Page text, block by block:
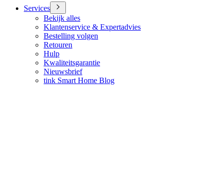
Services
Bekijk alles
Klantenservice & Expertadvies
Bestelling volgen
Retouren
Hulp
Kwaliteitsgarantie
Nieuwsbrief
tink Smart Home Blog